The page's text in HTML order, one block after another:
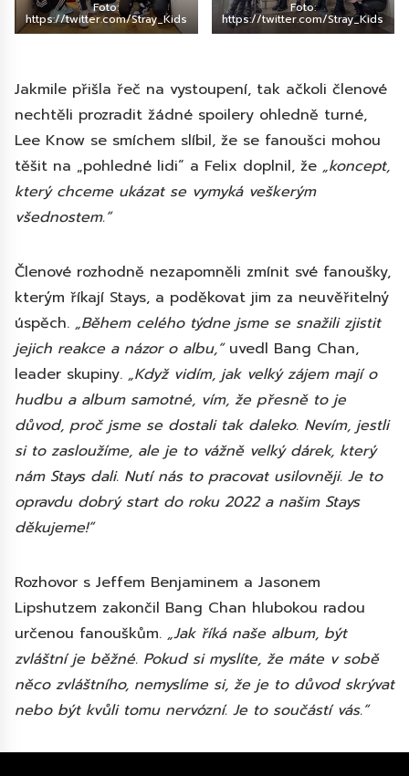
Foto:
https://twitter.com/Stray_Kids
Foto:
https://twitter.com/Stray_Kids
Jakmile přišla řeč na vystoupení, tak ačkoli členové
nechtěli prozradit žádné spoilery ohledně turné,
Lee Know se smíchem slíbil, že se fanoušci mohou
těšit na „pohledné lidi“ a Felix doplnil, že „koncept,
který chceme ukázat se vymyká veškerým
všednostem.“
Členové rozhodně nezapomněli zmínit své fanoušky,
kterým říkají Stays, a poděkovat jim za neuvěřitelný
úspěch. „Během celého týdne jsme se snažili zjistit
jejich reakce a názor o albu,“uvedl Bang Chan,
leader skupiny. „Když vidím, jak velký zájem mají o
hudbu a album samotné, vím, že přesně to je
důvod, proč jsme se dostali tak daleko. Nevím, jestli
si to zasloužíme, ale je to vážně velký dárek, který
nám Stays dali. Nutí nás to pracovat usilovněji. Je to
opravdu dobrý start do roku 2022 a našim Stays
děkujeme!“
Rozhovor s Jeffem Benjaminem a Jasonem
Lipshutzem zakončil Bang Chan hlubokou radou
určenou fanouškům. „Jak říká naše album, být
zvláštní je běžné. Pokud si myslíte, že máte v sobě
něco zvláštního, nemyslíme si, že je to důvod skrývat
nebo být kvůli tomu nervózní. Je to součástí vás.“